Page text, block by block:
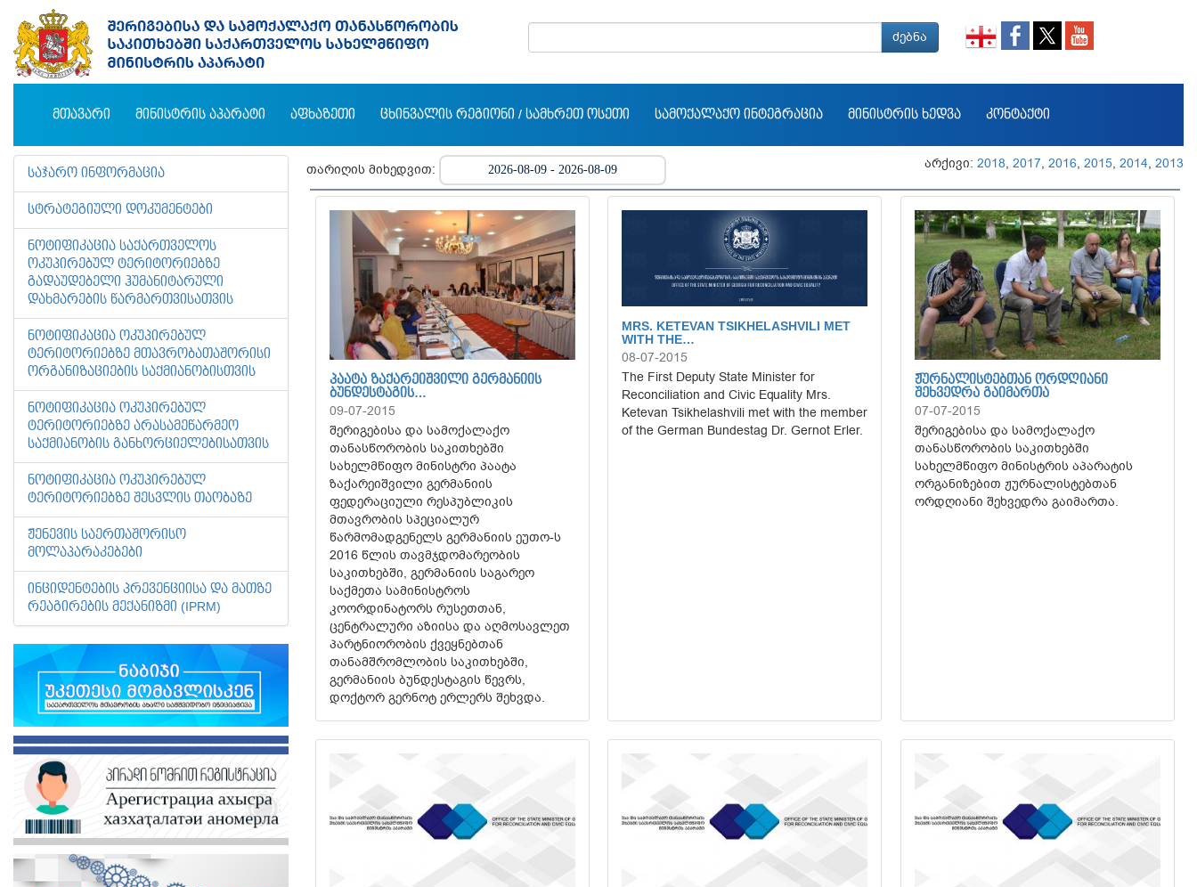
ძებნა
ᲛᲗᲐᲕᲐᲠᲘ ᲛᲘᲜᲘᲡᲢᲠᲘᲡ ᲐᲞᲐᲠᲐᲢᲘ ᲐᲤᲮᲐᲖᲔᲗᲘ ᲪᲮᲘᲜᲕᲐᲚᲘᲡ ᲠᲔᲒᲘᲝᲜᲘ / ᲡᲐᲛᲮᲠᲔᲗ ᲝᲡᲔᲗᲘ ᲡᲐᲛᲝᲥᲐᲚᲐᲥᲝ ᲘᲜᲢᲔᲒᲠᲐᲪᲘᲐ ᲛᲘᲜᲘᲡᲢᲠᲘᲡ ᲮᲔᲓᲕᲐ ᲙᲝᲜᲢᲐᲥᲢᲘ
ᲡᲐᲯᲐᲠᲝ ᲘᲜᲤᲝᲠᲛᲐᲪᲘᲐ
ᲡᲢᲠᲐᲢᲔᲒᲘᲣᲚᲘ ᲓᲝᲙᲣᲛᲔᲜᲢᲔᲑᲘ
ᲜᲝᲢᲘᲤᲘᲙᲐᲪᲘᲐ ᲡᲐᲥᲐᲠᲗᲕᲔᲚᲝᲡ
ᲝᲙᲣᲞᲘᲠᲔᲑᲣᲚ ᲢᲔᲠᲘᲢᲝᲠᲘᲔᲑᲖᲔ
ᲒᲐᲓᲐᲣᲓᲔᲑᲔᲚᲘ ᲰᲣᲛᲐᲜᲘᲢᲐᲠᲣᲚᲘ
ᲓᲐᲮᲛᲐᲠᲔᲑᲘᲡ ᲬᲐᲠᲛᲐᲠᲗᲕᲘᲡᲐᲗᲕᲘᲡ
ᲜᲝᲢᲘᲤᲘᲙᲐᲪᲘᲐ ᲝᲙᲣᲞᲘᲠᲔᲑᲣᲚ
ᲢᲔᲠᲘᲢᲝᲠᲘᲔᲑᲖᲔ ᲛᲗᲐᲕᲠᲝᲑᲐᲗᲐᲨᲝᲠᲘᲡᲘ
ᲝᲠᲒᲐᲜᲘᲖᲐᲪᲘᲔᲑᲘᲡ ᲡᲐᲥᲛᲘᲐᲜᲝᲑᲘᲡᲗᲕᲘᲡ
ᲜᲝᲢᲘᲤᲘᲙᲐᲪᲘᲐ ᲝᲙᲣᲞᲘᲠᲔᲑᲣᲚ
ᲢᲔᲠᲘᲢᲝᲠᲘᲔᲑᲖᲔ ᲐᲠᲐᲡᲐᲛᲔᲬᲐᲠᲛᲔᲝ
ᲡᲐᲥᲛᲘᲐᲜᲝᲑᲘᲡ ᲒᲐᲜᲮᲝᲠᲪᲘᲔᲚᲔᲑᲘᲡᲐᲗᲕᲘᲡ
ᲜᲝᲢᲘᲤᲘᲙᲐᲪᲘᲐ ᲝᲙᲣᲞᲘᲠᲔᲑᲣᲚ
ᲢᲔᲠᲘᲢᲝᲠᲘᲔᲑᲖᲔ ᲨᲔᲡᲕᲚᲘᲡ ᲗᲐᲝᲑᲐᲖᲔ
ᲟᲔᲜᲔᲕᲘᲡ ᲡᲐᲔᲠᲗᲐᲨᲝᲠᲘᲡᲝ
ᲛᲝᲚᲐᲞᲐᲠᲐᲙᲔᲑᲔᲑᲘ
ᲘᲜᲪᲘᲓᲔᲜᲢᲔᲑᲘᲡ ᲞᲠᲔᲕᲔᲜᲪᲘᲘᲡᲐ ᲓᲐ ᲛᲐᲗᲖᲔ
ᲠᲔᲐᲒᲘᲠᲔᲑᲘᲡ ᲛᲔᲥᲐᲜᲘᲖᲛᲘ (IPRM)
თარიღის მიხედვით: არქივი: 2018, 2017, 2016, 2015, 2014, 2013
ᲞᲐᲐᲢᲐ ᲖᲐᲥᲐᲠᲔᲘᲨᲕᲘᲚᲘ ᲒᲔᲠᲛᲐᲜᲘᲘᲡ
ᲑᲣᲜᲓᲔᲡᲢᲐᲒᲘᲡ…
09-07-2015
შერიგებისა და სამოქალაქო
თანასწორობის საკითხებში
სახელმწიფო მინისტრი პაატა
ზაქარეიშვილი გერმანიის
ფედერაციული რესპუბლიკის
მთავრობის სპეციალურ
წარმომადგენელს გერმანიის ეუთო-ს
2016 წლის თავმჯდომარეობის
საკითხებში, გერმანიის საგარეო
საქმეთა სამინისტროს
კოორდინატორს რუსეთთან,
ცენტრალური აზიისა და აღმოსავლეთ
პარტნიორობის ქვეყნებთან
თანამშრომლობის საკითხებში,
გერმანიის ბუნდესტაგის წევრს,
დოქტორ გერნოტ ერლერს შეხვდა.
MRS. KETEVAN TSIKHELASHVILI MET
WITH THE…
08-07-2015
The First Deputy State Minister for
Reconciliation and Civic Equality Mrs.
Ketevan Tsikhelashvili met with the member
of the German Bundestag Dr. Gernot Erler.
ᲟᲣᲠᲜᲐᲚᲘᲡᲢᲔᲑᲗᲐᲜ ᲝᲠᲓᲦᲘᲐᲜᲘ
ᲨᲔᲮᲕᲔᲓᲠᲐ ᲒᲐᲘᲛᲐᲠᲗᲐ
07-07-2015
შერიგებისა და სამოქალაქო
თანასწორობის საკითხებში
სახელმწიფო მინისტრის აპარატის
ორგანიზებით ჟურნალისტებთან
ორდღიანი შეხვედრა გაიმართა.